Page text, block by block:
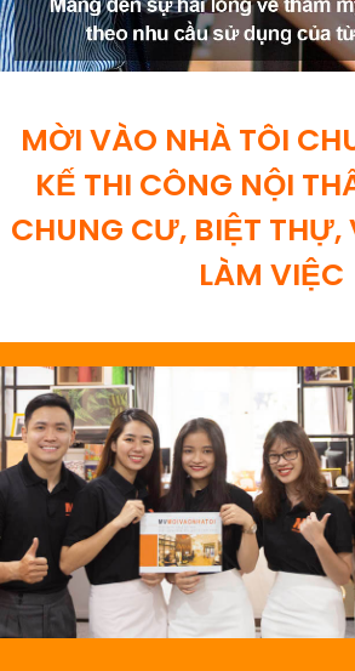
MỜI VÀO NHÀ TÔI
KẾ THI CÔNG NỘI
CHUNG CƯ, BIỆT THỰ,
LÀM VIỆC